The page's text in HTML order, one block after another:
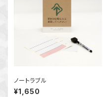
ノートラブル
¥1,650